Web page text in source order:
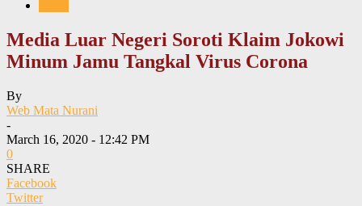
Media Luar Negeri Soroti Klaim Jokowi
Minum Jamu Tangkal Virus Corona
By
Web Mata Nurani
-
March 16, 2020 - 12:42 PM
0
SHARE
Facebook
Twitter